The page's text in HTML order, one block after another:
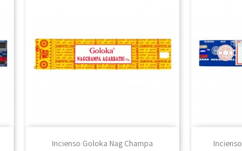
Incienso Goloka Nag Champa
Vista rápida